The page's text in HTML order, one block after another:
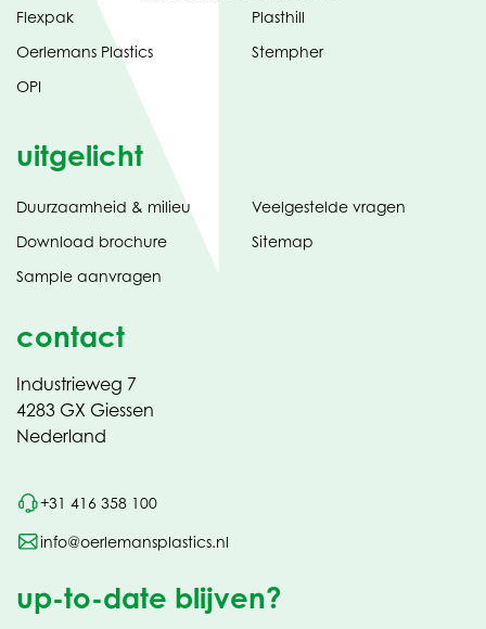
Flexpak
Oerlemans Plastics
OPI
Plasthill
Stempher
uitgelicht
Duurzaamheid & milieu
Download brochure(opent
tabblad)
Sample aanvragen
Veelgestelde vragen
Sitemap
contact
Industrieweg 7
4283 GX Giessen
Nederland
+31 416 358 100
info@oerlemansplastics.nl
up-to-date blijven?